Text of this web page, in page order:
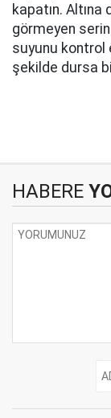
kapatın.
görmeyen
suyunu kontrol
şekilde dursa
HABERE